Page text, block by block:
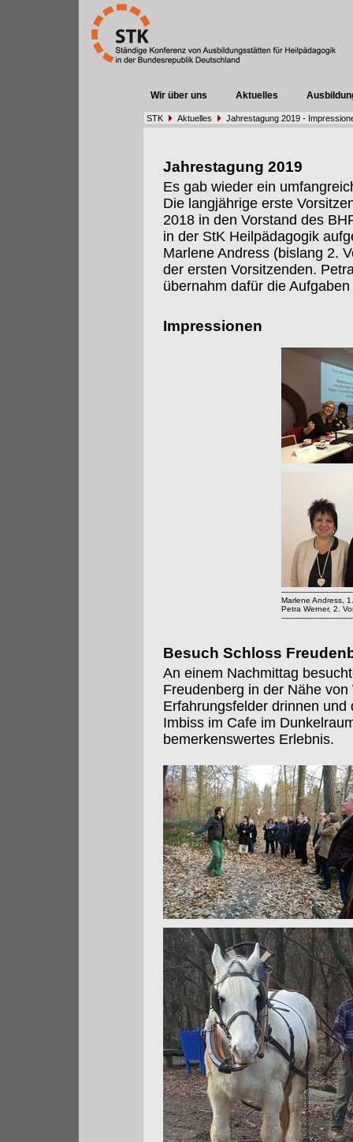
Wir über uns Aktuelles
STK Aktuelles Jahrestagung 2019 -
Jahrestagung 2019
Es gab wieder ein
Die langjährige erste
2018 in den Vorstand des
in der StK Heilpädagogik
Marlene Andress (bislang 2.
der ersten Vorsitzenden.
übernahm dafür die
Impressionen
Marlene Andress,
Petra Werner, 2.
Besuch Schloss
An einem Nachmittag
Freudenberg in der Nähe
Erfahrungsfelder drinnen
Imbiss im Cafe im
bemerkenswertes Erlebnis.